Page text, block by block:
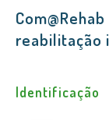
CLUNL
Com@Rehab
reabilitação
Identificação